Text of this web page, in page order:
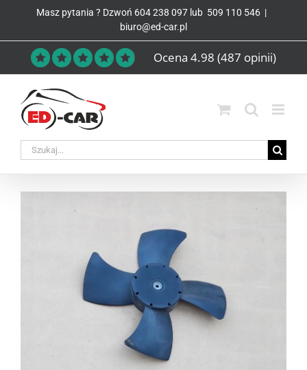
Masz pytania ? Dzwoń 604 238 097 lub 509 110 546 |
biuro@ed-car.pl
Ocena 4.98 (487 opinii)